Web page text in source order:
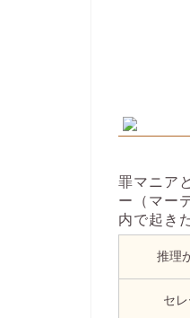
罪マニア
ー（マー
内で起き
推理
セ